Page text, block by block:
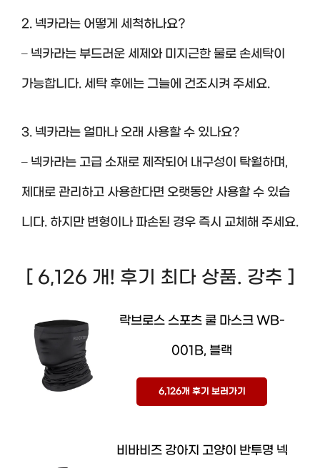
2. 넥카라는 어떻게 세척하나요?
– 넥카라는 부드러운 세제와 미지근한 물로 손세탁이
가능합니다. 세탁 후에는 그늘에 건조시켜 주세요.
3. 넥카라는 얼마나 오래 사용할 수 있나요?
– 넥카라는 고급 소재로 제작되어 내구성이 탁월하며,
제대로 관리하고 사용한다면 오랫동안 사용할 수 있습
니다. 하지만 변형이나 파손된 경우 즉시 교체해 주세요.
[ 6,126 개! 후기 최다 상품. 강추 ]
락브로스 스포츠 쿨 마스크 WB-
001B, 블랙
6,126개 후기 보러가기
비바비즈 강아지 고양이 반투명 넥